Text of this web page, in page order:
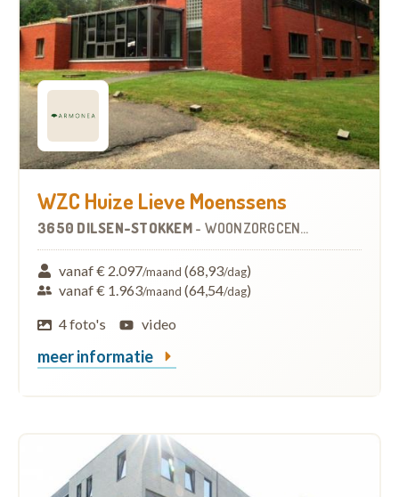
WZC Huize Lieve Moenssens
3650 DILSEN-STOKKEM - WOONZORGCENTRUM (WZC)
vanaf € 2.097/maand (68,93/dag)
vanaf € 1.963/maand (64,54/dag)
4 foto's
video
meer informatie